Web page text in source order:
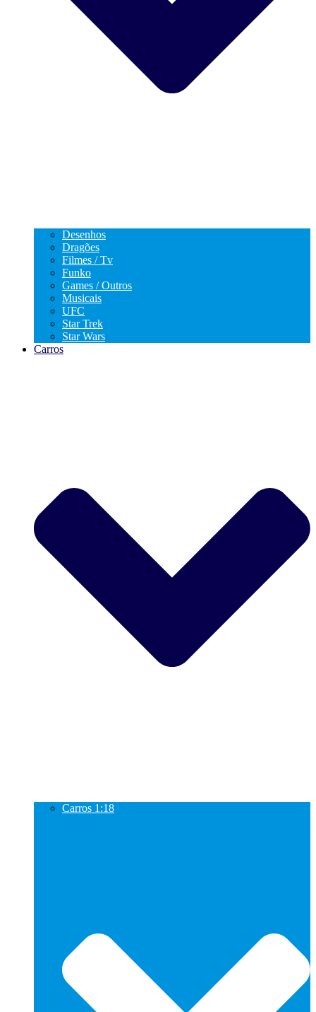
Desenhos
Dragões
Filmes / Tv
Funko
Games / Outros
Musicais
UFC
Star Trek
Star Wars
Carros
Carros 1:18